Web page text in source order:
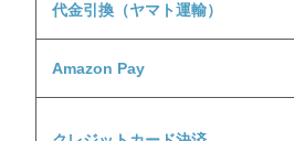
代金引換（ヤマト運輸）
Amazon Pay